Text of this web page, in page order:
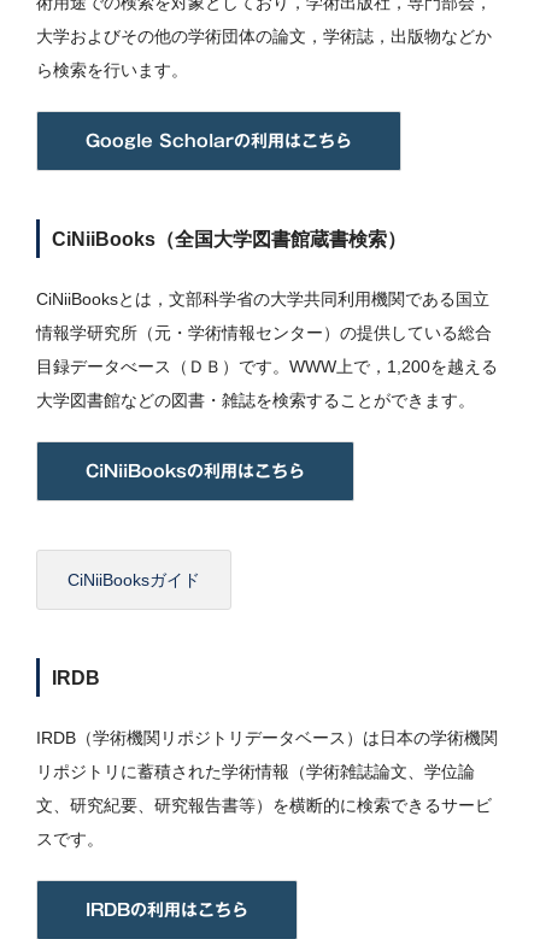
大学およびその他の学術団体の論文，学術誌，出版物などか
ら検索を行います。
Google Scholarの利用はこちら
CiNiiBooks（全国大学図書館蔵書検索）
CiNiiBooksとは，文部科学省の大学共同利用機関である国立
情報学研究所（元・学術情報センター）の提供している総合
目録データべース（ＤＢ）です。WWW上で，1,200を越える
大学図書館などの図書・雑誌を検索することができます。
CiNiiBooksの利用はこちら
CiNiiBooksガイド
IRDB
IRDB（学術機関リポジトリデータベース）は日本の学術機関
リポジトリに蓄積された学術情報（学術雑誌論文、学位論
文、研究紀要、研究報告書等）を横断的に検索できるサービ
スです。
IRDBの利用はこちら